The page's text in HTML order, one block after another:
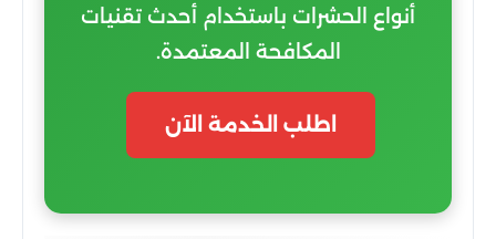
أنواع الحشرات باستخدام أحدث تقنيات
المكافحة المعتمدة.
اطلب الخدمة الآن